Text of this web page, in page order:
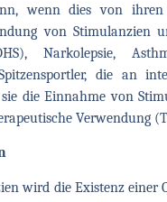
wenn dies von ihren
von Stimulanzien
Narkolepsie,
die an
die Einnahme von
Verwendung
wird die Existenz einer